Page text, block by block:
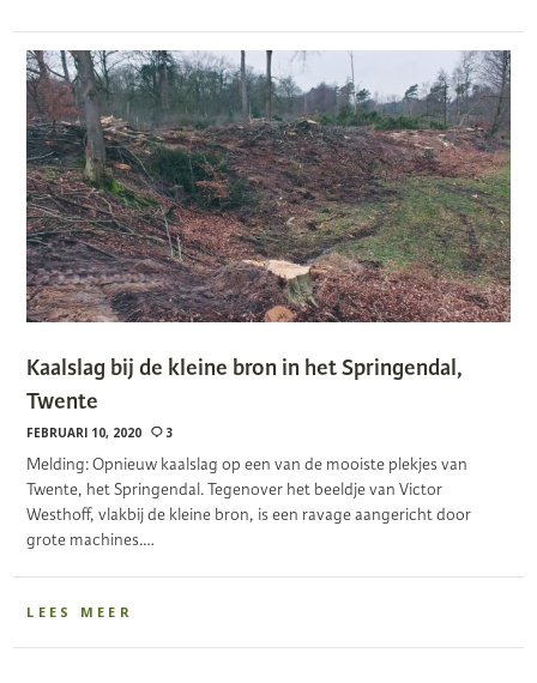
Kaalslag bij de kleine bron in het Springendal,
Twente
FEBRUARI 10, 2020 3
Melding: Opnieuw kaalslag op een van de mooiste plekjes van
Twente, het Springendal. Tegenover het beeldje van Victor
Westhoff, vlakbij de kleine bron, is een ravage aangericht door
grote machines.…
LEES MEER